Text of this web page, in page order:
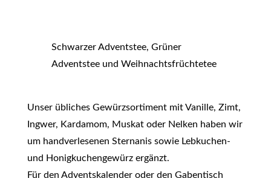
Schwarzer Adventstee, Grüner
Adventstee und Weihnachtsfrüchtetee
Unser übliches Gewürzsortiment mit Vanille, Zimt,
Ingwer, Kardamom, Muskat oder Nelken haben wir
um handverlesenen Sternanis sowie Lebkuchen-
und Honigkuchengewürz ergänzt.
Für den Adventskalender oder den Gabentisch